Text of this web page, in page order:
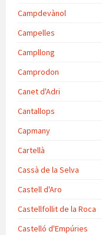
Campdevànol
Campelles
Campllong
Camprodon
Canet d'Adri
Cantallops
Capmany
Cartellà
Cassà de la Selva
Castell d'Aro
Castellfollit de la Roca
Castelló d'Empúries